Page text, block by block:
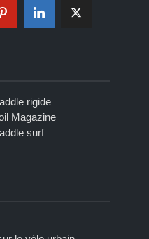
rigide
Magazine
surf